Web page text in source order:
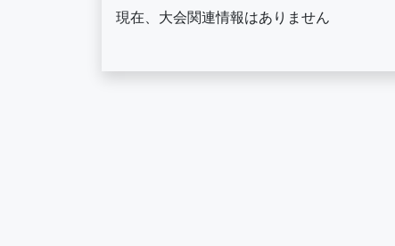
現在、大会関連情報はありません